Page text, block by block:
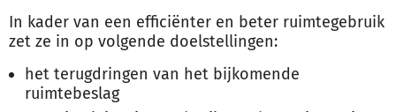
In kader van een efficiënter en beter ruimtegebruik
zet ze in op volgende doelstellingen:
het terugdringen van het bijkomende
ruimtebeslag